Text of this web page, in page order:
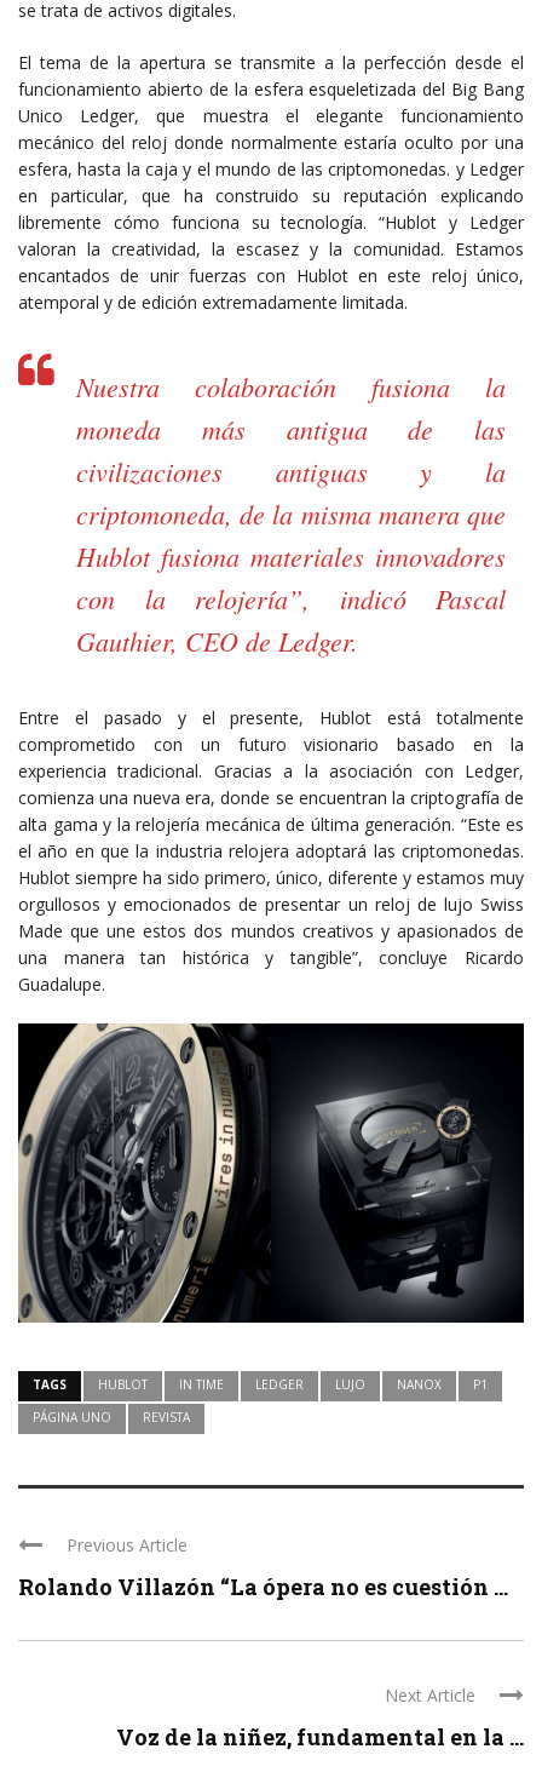
se trata de activos digitales.
El tema de la apertura se transmite a la perfección desde el
funcionamiento abierto de la esfera esqueletizada del Big Bang
Unico Ledger, que muestra el elegante funcionamiento
mecánico del reloj donde normalmente estaría oculto por una
esfera, hasta la caja y el mundo de las criptomonedas. y Ledger
en particular, que ha construido su reputación explicando
libremente cómo funciona su tecnología. “Hublot y Ledger
valoran la creatividad, la escasez y la comunidad. Estamos
encantados de unir fuerzas con Hublot en este reloj único,
atemporal y de edición extremadamente limitada.
Nuestra colaboración fusiona la
moneda más antigua de las
civilizaciones antiguas y la
criptomoneda, de la misma manera que
Hublot fusiona materiales innovadores
con la relojería”, indicó Pascal
Gauthier, CEO de Ledger.
Entre el pasado y el presente, Hublot está totalmente
comprometido con un futuro visionario basado en la
experiencia tradicional. Gracias a la asociación con Ledger,
comienza una nueva era, donde se encuentran la criptografía de
alta gama y la relojería mecánica de última generación. “Este es
el año en que la industria relojera adoptará las criptomonedas.
Hublot siempre ha sido primero, único, diferente y estamos muy
orgullosos y emocionados de presentar un reloj de lujo Swiss
Made que une estos dos mundos creativos y apasionados de
una manera tan histórica y tangible”, concluye Ricardo
Guadalupe.
TAGS HUBLOT IN TIME LEDGER LUJO NANOX
P1
PÁGINA UNO
REVISTA
Previous Article
Rolando Villazón “La ópera no es cuestión ...
Next Article
Voz de la niñez, fundamental en la ...